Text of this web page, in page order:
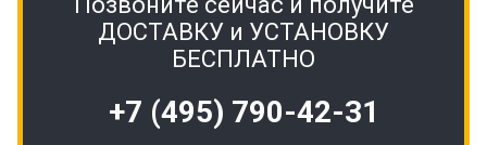
ДОСТАВКУ и УСТАНОВКУ
БЕСПЛАТНО
+7 (495) 790-42-31